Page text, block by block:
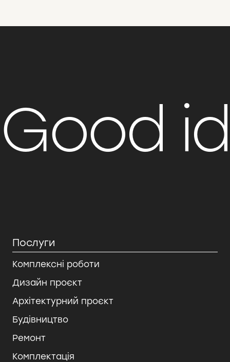
Good
Послуги
Комплексні роботи
Дизайн проєкт
Архітектурний проєкт
Будівництво
Ремонт
Комплектація